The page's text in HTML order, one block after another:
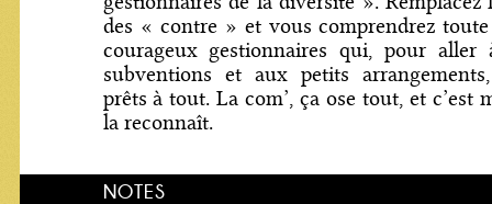
des « contre » et vous comprendrez toute
courageux gestionnaires qui, pour
subventions et aux petits
prêts à tout. La com’, ça ose tout, et c’est
la reconnaît.
NOTES